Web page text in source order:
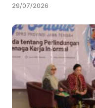
29/07/2026